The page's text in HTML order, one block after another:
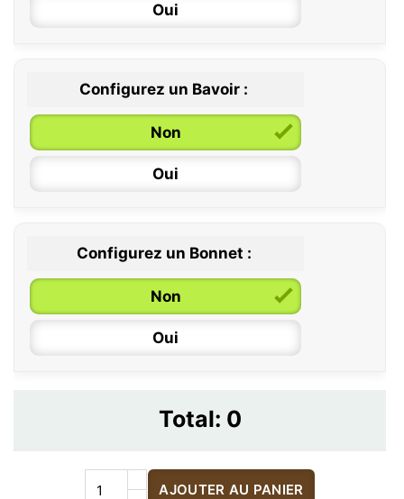
12 / 18 mois
Oui
Configurez un Bavoir :
Non
Oui
Configurez un Bonnet :
Non
Oui
Total: 0
AJOUTER AU PANIER